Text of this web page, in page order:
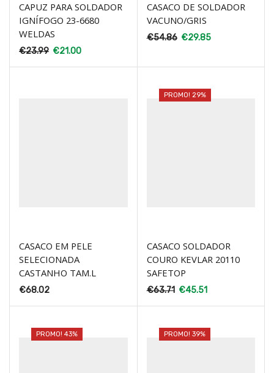
CAPUZ PARA SOLDADOR
IGNÍFOGO 23-6680
WELDAS
€23.99 €21.00
CASACO DE SOLDADOR
VACUNO/GRIS
€54.86 €29.85
CASACO EM PELE
SELECIONADA
CASTANHO TAM.L
€68.02
PROMO! 29%
CASACO SOLDADOR
COURO KEVLAR 20110
SAFETOP
€63.71 €45.51
PROMO! 43% PROMO! 39%